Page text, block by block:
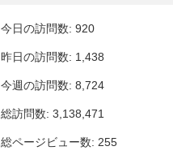
今日の訪問数: 920
昨日の訪問数: 1,438
今週の訪問数: 8,724
総訪問数: 3,138,471
総ページビュー数: 255